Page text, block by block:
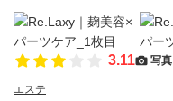
3.11 写真
エステ